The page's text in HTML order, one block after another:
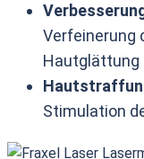
Verfeinerung
Hautglättung
Stimulation